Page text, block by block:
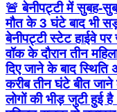
🚨 बेनीपट्टी में सुबह-
मौत के 3 घंटे बाद भी
बेनीपट्टी स्टेट हाईवे
वॉक के दौरान तीन
दिए जाने के बाद स्थिति
करीब तीन घंटे बीत
लोगों की भीड़ जुटी हुई